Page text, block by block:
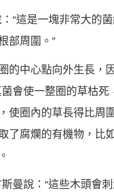
“這是一塊非常大的
部周圍。”
的中心點向外生長，
菌會使一整圈的草枯死
使圈內的草長得比周
腐爛的有機物，比
曼說：“這些木頭會